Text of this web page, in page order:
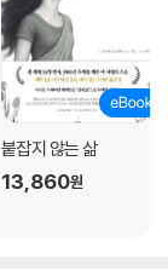
붙잡지 않는 삶
13,860원